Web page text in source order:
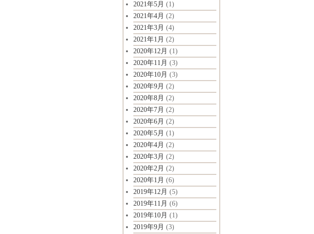
2021年5月 (1)
2021年4月 (2)
2021年3月 (4)
2021年1月 (2)
2020年12月 (1)
2020年11月 (3)
2020年10月 (3)
2020年9月 (2)
2020年8月 (2)
2020年7月 (2)
2020年6月 (2)
2020年5月 (1)
2020年4月 (2)
2020年3月 (2)
2020年2月 (2)
2020年1月 (6)
2019年12月 (5)
2019年11月 (6)
2019年10月 (1)
2019年9月 (3)